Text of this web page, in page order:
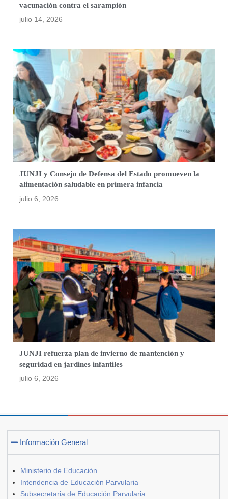
vacunación contra el sarampión
julio 14, 2026
JUNJI y Consejo de Defensa del Estado promueven la
alimentación saludable en primera infancia
julio 6, 2026
JUNJI refuerza plan de invierno de mantención y
seguridad en jardines infantiles
julio 6, 2026
Información General
Ministerio de Educación
Intendencia de Educación Parvularia
Subsecretaria de Educación Parvularia